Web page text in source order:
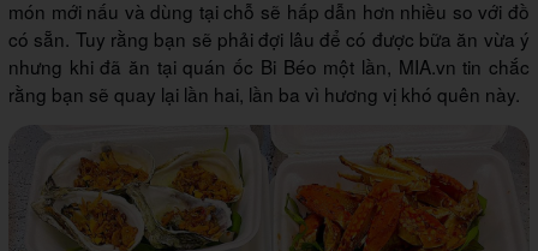
món mới nấu và dùng tại chỗ sẽ hấp dẫn hơn nhiều so với đồ
có sẵn. Tuy rằng bạn sẽ phải đợi lâu để có được bữa ăn vừa ý
nhưng khi đã ăn tại quán ốc Bi Béo một lần, MIA.vn tin chắc
rằng bạn sẽ quay lại lần hai, lần ba vì hương vị khó quên này.